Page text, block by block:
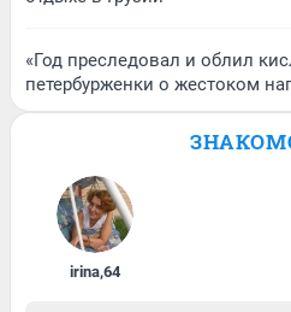
«Год преследовал и облил
петербурженки о жестоком
irina,64